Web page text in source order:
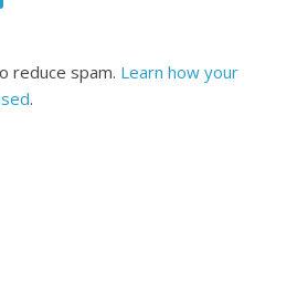
reduce spam. Learn how your
.